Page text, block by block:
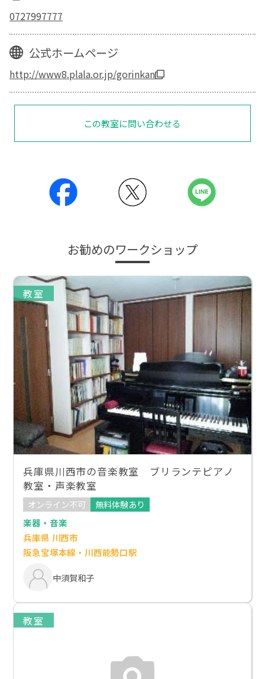
0727997777
公式ホームページ
http://www8.plala.or.jp/gorinkan
この教室に問い合わせる
お勧めのワークショップ
教室
兵庫県川西市の音楽教室 ブリランテピアノ
教室・声楽教室
オンライン不可
無料体験あり
楽器・音楽
兵庫県 川西市
阪急宝塚本線・川西能勢口駅
中須賀和子
教室